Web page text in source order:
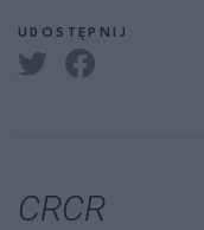
UDOSTĘPNIJ
CRCR